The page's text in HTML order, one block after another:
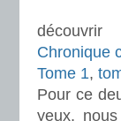
découvrir
Chronique
Tome 1,
Pour ce
yeux,